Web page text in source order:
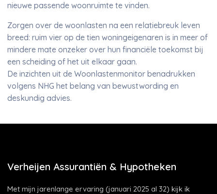
nieuwe passende woonruimte te vinden.
Zorgen over de woonlasten na een relatiebreuk leven
breed: ruim vier op de tien woningeigenaren is in meer of
mindere mate onzeker over hun financiële toekomst bij
een scheiding of het uit elkaar gaan.
De inzichten uit de Woonlastenmonitor benadrukken
volgens NHG het belang van bewustwording en
deskundig advies.
Verheijen Assurantiën & Hypotheken
Met mijn jarenlange ervaring (januari 2025 al 32) kijk ik